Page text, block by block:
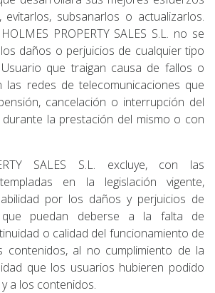
subsanarlos o actualizarlos.
PROPERTY SALES S.L. no se
daños o perjuicios de cualquier tipo
que traigan causa de fallos o
las redes de telecomunicaciones que
cancelación o interrupción del
la prestación del mismo o con
SALES S.L. excluye, con las
en la legislación vigente,
por los daños y perjuicios de
puedan deberse a la falta de
o calidad del funcionamiento de
contenidos, al no cumplimiento de la
que los usuarios hubieren podido
a los contenidos.